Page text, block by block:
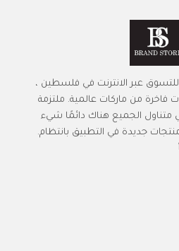
للتسوق عبر الانترنت في فلسطين ،
فاخرة من ماركات عالمية. ملتزمة
متناول الجميع هناك دائمًا شيء
جديدة في التطبيق بانتظام.